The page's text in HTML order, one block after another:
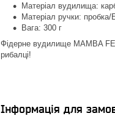
Матеріал вудилища:
Матеріал ручки: пробка/
Вага: 300 г
Фідерне вудилище MAMBA
рибалці!
Інформація для